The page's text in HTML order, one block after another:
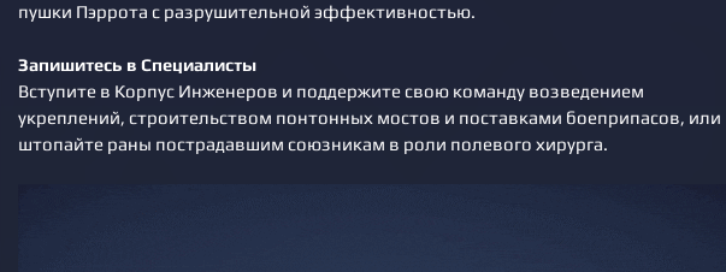
пушки Пэррота с разрушительной эффективностью.
Запишитесь в Специалисты
Вступите в Корпус Инженеров и поддержите свою команду возведением
укреплений, строительством понтонных мостов и поставками боеприпасов, или
штопайте раны пострадавшим союзникам в роли полевого хирурга.